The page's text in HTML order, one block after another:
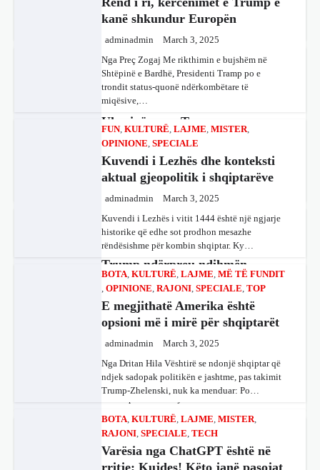
adminadmin March 4, 2025
Pas takimit të liderëve evropianë në Londër,
francezët dhe britanikët kanë hartuar një plan
BOTA KRONIKË E ZEZË ,LAJME
MË TË FUNDIT
Trump ndërpreu ndihmën
ushtarake, kryeministri i
Ukrainës: Të vendosur për
vazhdimin e bashkëpunimit me
SHBA!
adminadmin March 4, 2025
Kryeministri i Ukrainës thotë se vendi i tij është
absolutisht i vendosur të vazhdojë
bashkëpunimin e saj me Shtetet e…
BOTA,LAJME,MË TË FUNDIT,RAJONI
SPECIALE
Erdogan: Izraeli nuk do të gjejë
paqe pa themelimin e shtetit
adminadmin March 4, 2025
Presidenti turk, Recep Tayyip Erdogan, ka
e paimagjinueshme. “Turqia e konsideron
procesin…
BOTA,FUN,LAJME,MË TË FUNDIT,
FUN,KULTURË,LAJME,MISTER
Kuvendi i Lezhës dhe konteksti
aktual gjeopolitik i shqiptarëve
adminadmin March 3, 2025
Kuvendi i Lezhës i vitit 1444 është një ngjarje
historike që edhe sot prodhon mesazhe
rëndësishme për kombin shqiptar. Ky…
BOTA,KULTURË,LAJME,MË TË FUNDIT
,OPINIONE,RAJONI,SPECIALE,TOP
opsioni më i mirë për shqiptarët
adminadmin March 3, 2025
Nga Dritan Hila Vështirë se ndonjë shqiptar që
ndjek sadopak politikën e jashtme, pas takimit
Trump-Zhelenski, nuk ka menduar: Po…
BOTA,KULTURË,LAJME,MISTER,
RAJONI, SPECIALE,TECH
rritje: Kujdes! Këto janë pasojat
e mundshme
adminadmin April 1, 2025
shpesh ChatGPT për biseda jopersonale, duke
përfshirë kërkimin e këshillave, shpjegimet
konceptuale dhe ndihmën për…
SPORT,VENDI
FFM pranon kërkesën e
kuqezinjëve, Shkëndija ndaj